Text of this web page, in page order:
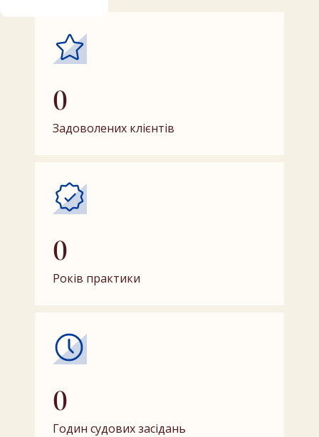
0
Задоволених клієнтів
0
Років практики
0
Годин судових засідань